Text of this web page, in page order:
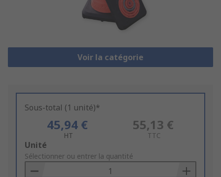
Voir la catégorie
Sous-total (1 unité)*
45,94 €
HT
55,13 €
TTC
Add
to
Basket
Unité
Sélectionner ou entrer la quantité